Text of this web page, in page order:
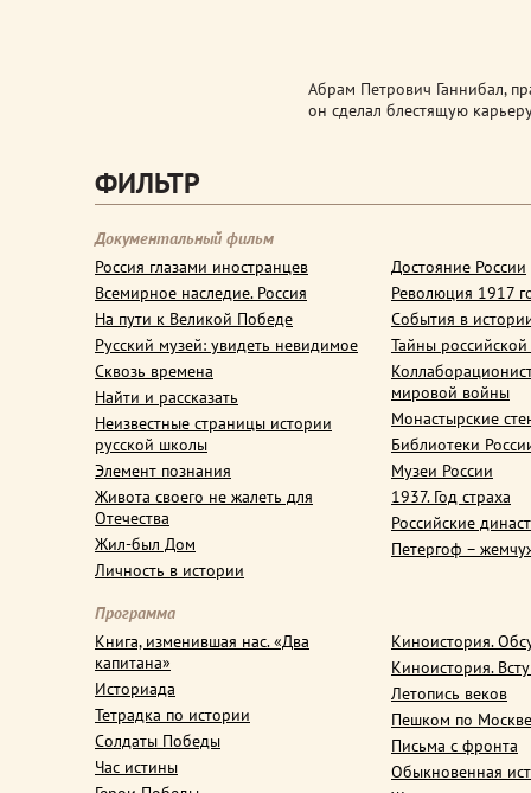
Абрам Петрович Ганнибал,
он сделал блестящую
ФИЛЬТР
Документальный фильм
Россия глазами иностранцев
Всемирное наследие. Россия
На пути к Великой Победе
Русский музей: увидеть невидимое
Сквозь времена
Найти и рассказать
Неизвестные страницы истории
русской школы
Элемент познания
Живота своего не жалеть для
Отечества
Жил-был Дом
Личность в истории
Достояние России
Революция 1917
События в
Тайны
мировой войны
Монастырские
Библиотеки
Музеи России
1937. Год страха
Российские
Петергоф –
Программа
Книга, изменившая нас. «Два
капитана»
Историада
Тетрадка по истории
Солдаты Победы
Час истины
Киноистория.
Киноистория.
Летопись веков
Пешком по Москве
Письма с фронта
Обыкновенная